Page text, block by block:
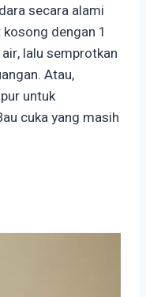
secara alami
dengan 1
lalu semprotkan
Atau,
untuk
cuka yang masih